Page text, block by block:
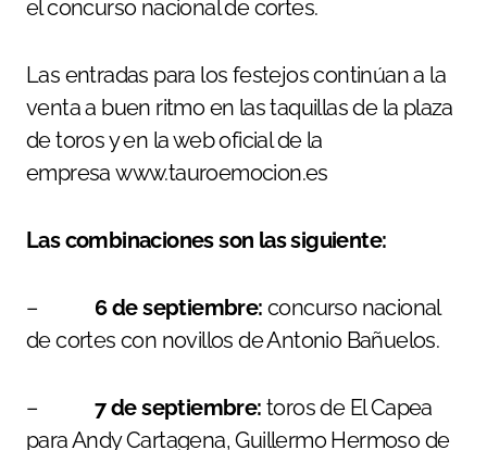
el concurso nacional de cortes.
Las entradas para los festejos continúan a la
venta a buen ritmo en las taquillas de la plaza
de toros y en la web oficial de la
empresa www.tauroemocion.es
Las combinaciones son las siguiente:
– 6 de septiembre: concurso nacional
de cortes con novillos de Antonio Bañuelos.
–7 de septiembre:toros de El Capea
para Andy Cartagena, Guillermo Hermoso de